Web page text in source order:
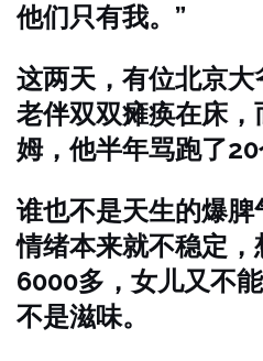
他们只有我。”
这两天，有位北京
老伴双双瘫痪在床
姆，他半年骂跑了20
谁也不是天生的爆脾
情绪本来就不稳定
6000多，女儿又不
不是滋味。